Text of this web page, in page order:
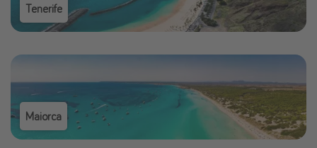
Tenerife
Maiorca